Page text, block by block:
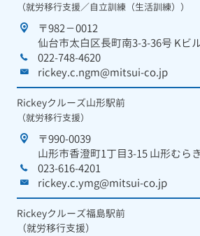
（就労移行支援／自立訓練（生活訓練））
〒982－0012
仙台市太白区長町南3-3-36号 Kビ
022-748-4620
rickey.c.ngm@mitsui-co.jp
Rickeyクルーズ山形駅前
（就労移行支援）
〒990-0039
山形市香澄町1丁目3-15 山形むら
023-616-4201
rickey.c.ymg@mitsui-co.jp
Rickeyクルーズ福島駅前
（就労移行支援）